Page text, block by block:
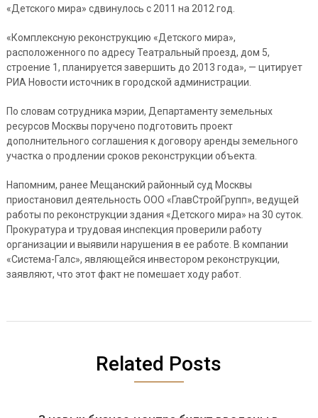
«Детского мира» сдвинулось с 2011 на 2012 год.
«Комплексную реконструкцию «Детского мира»,
расположенного по адресу Театральный проезд, дом 5,
строение 1, планируется завершить до 2013 года», — цитирует
РИА Новости источник в городской администрации.
По словам сотрудника мэрии, Департаменту земельных
ресурсов Москвы поручено подготовить проект
дополнительного соглашения к договору аренды земельного
участка о продлении сроков реконструкции объекта.
Напомним, ранее Мещанский районный суд Москвы
приостановил деятельность ООО «ГлавСтройГрупп», ведущей
работы по реконструкции здания «Детского мира» на 30 суток.
Прокуратура и трудовая инспекция проверили работу
организации и выявили нарушения в ее работе. В компании
«Система-Галс», являющейся инвестором реконструкции,
заявляют, что этот факт не помешает ходу работ.
Related Posts